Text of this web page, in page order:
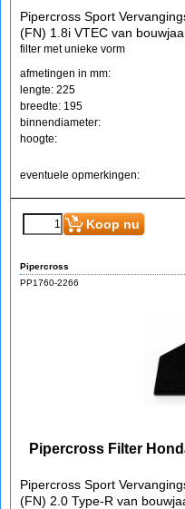
Pipercross Sport
(FN) 1.8i VTEC van
filter met unieke vorm
afmetingen in mm:
lengte: 225
breedte: 195
binnendiameter:
hoogte:
eventuele opmerkingen:
Koop nu
Pipercross
PP1760-2266
Pipercross Filter
Pipercross Sport
(FN) 2.0 Type-R van